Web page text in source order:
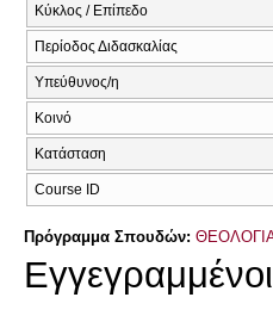
Κύκλος / Επίπεδο
Περίοδος Διδασκαλίας
Υπεύθυνος/η
Κοινό
Κατάσταση
Course ID
Πρόγραμμα Σπουδών: